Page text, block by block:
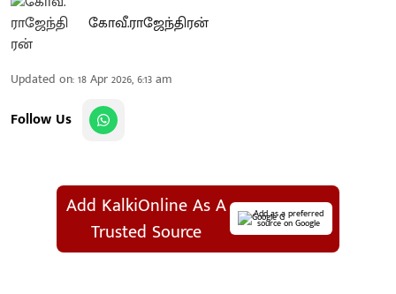
கோவீ.ராஜேந்திரன்
Updated on:18 Apr 2026, 6:13 am
Follow Us
Add KalkiOnline As A
Trusted Source
Add as a preferred
source on Google